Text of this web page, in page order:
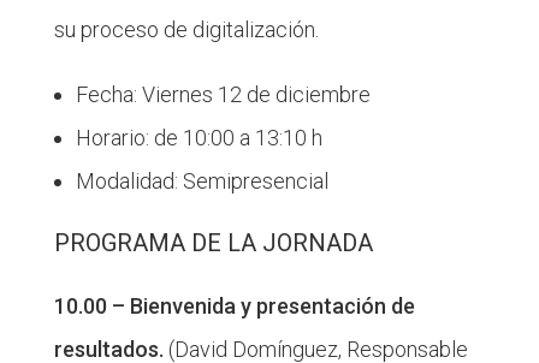
su proceso de digitalización.
Fecha: Viernes 12 de diciembre
Horario: de 10:00 a 13:10 h
Modalidad: Semipresencial
PROGRAMA DE LA JORNADA
10.00 – Bienvenida y presentación de
resultados. (David Domínguez, Responsable